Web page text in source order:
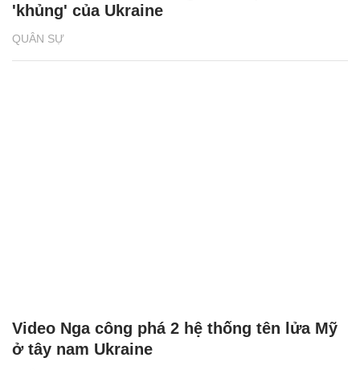
QUÂN SỰ
'khủng' của Ukraine
Video Nga công phá 2 hệ thống tên lửa Mỹ
ở tây nam Ukraine